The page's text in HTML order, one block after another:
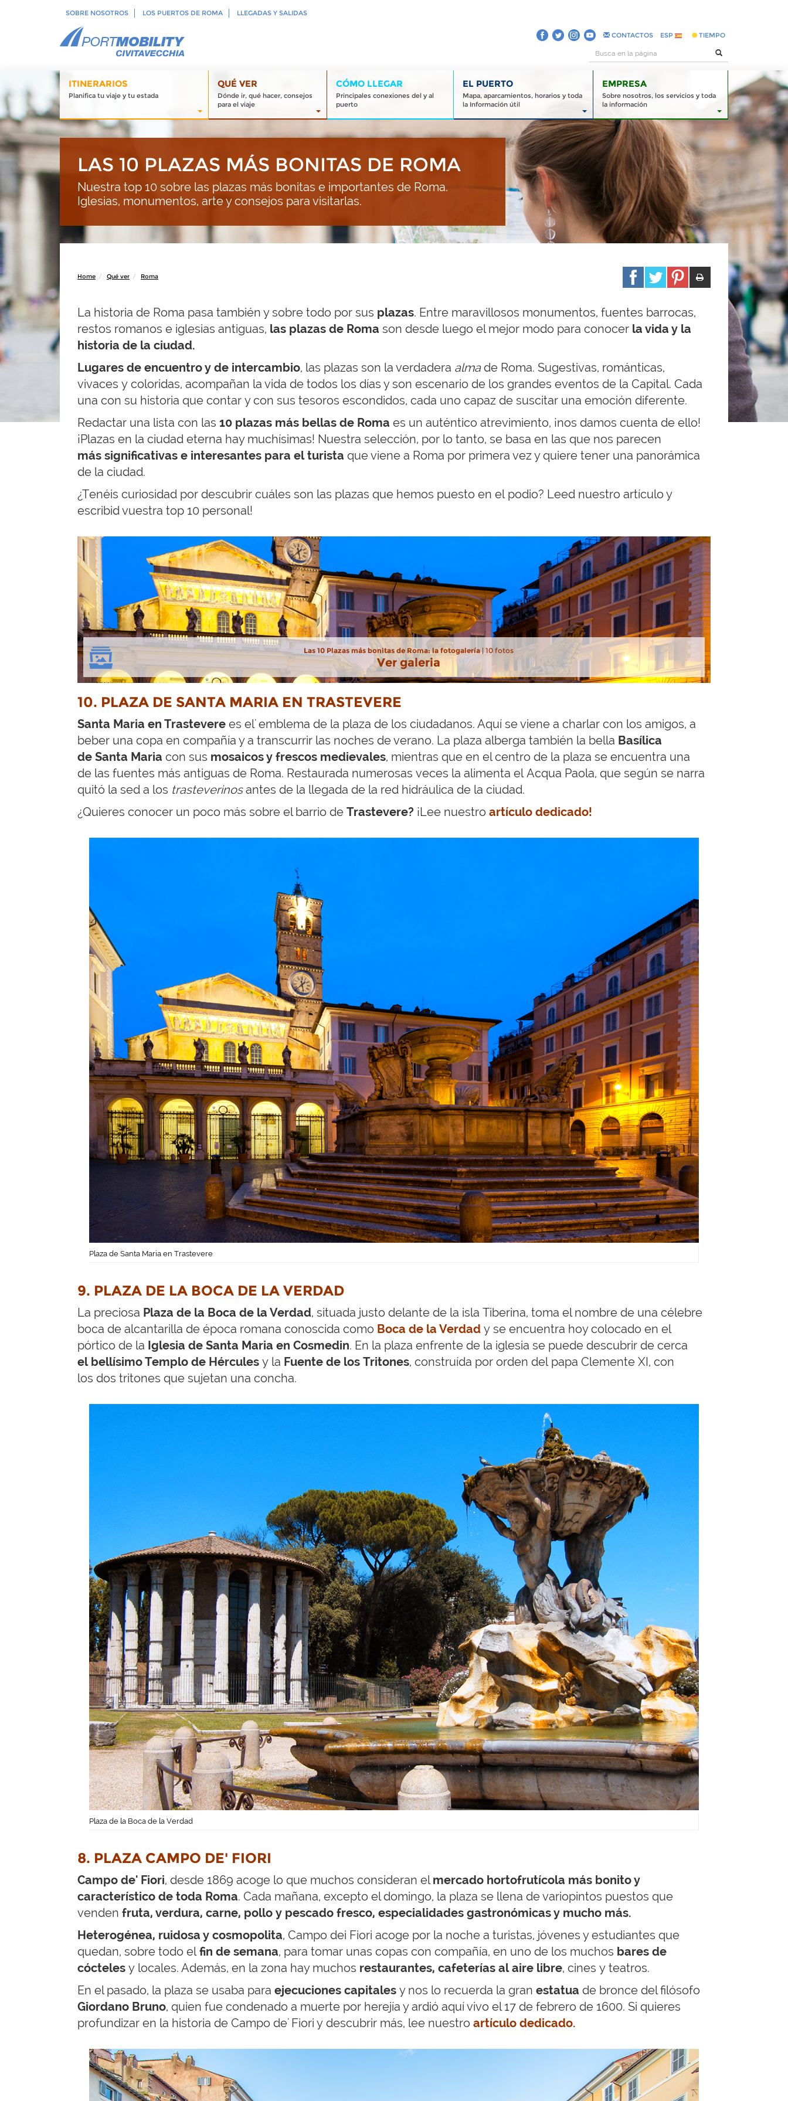
SOBRE NOSOTROS LOS PUERTOS DE ROMA LLEGADAS Y SALIDAS
CONTACTOS ESP TIEMPO
ITINERARIOS
Planifica tu viaje y tu estada
QUÉ VER
Dónde ir, qué hacer, consejos
para el viaje
CÓMO LLEGAR
Principales conexiones del y al
puerto
EL PUERTO
Mapa, aparcamientos, horarios y toda
la Información útil
EMPRESA
Sobre nosotros, los servicios y toda
la información
LAS 10 PLAZAS MÁS BONITAS DE ROMA
Nuestra top 10 sobre las plazas más bonitas e importantes de Roma.
Iglesias, monumentos, arte y consejos para visitarlas.
Home Qué ver Roma
La historia de Roma pasa también y sobre todo por sus plazas. Entre maravillosos monumentos, fuentes barrocas,
restos romanos e iglesias antiguas, las plazas de Roma son desde luego el mejor modo para conocer la vida y la
historia de la ciudad.
Lugares de encuentro y de intercambio, las plazas son la verdadera almade Roma. Sugestivas, románticas,
vivaces y coloridas, acompañan la vida de todos los días y son escenario de los grandes eventos de la Capital. Cada
una con su historia que contar y con sus tesoros escondidos, cada uno capaz de suscitar una emoción diferente.
Redactar una lista con las 10 plazas más bellas de Roma es un auténtico atrevimiento, ¡nos damos cuenta de ello!
¡Plazas en la ciudad eterna hay muchísimas! Nuestra selección, por lo tanto, se basa en las que nos parecen
más significativas e interesantes para el turista que viene a Roma por primera vez y quiere tener una panorámica
de la ciudad.
¿Tenéis curiosidad por descubrir cuáles son las plazas que hemos puesto en el podio? Leed nuestro artículo y
escribid vuestra top 10 personal!
Las 10 Plazas más bonitas de Roma: la fotogalería| 10 fotos
Ver galeria
10. PLAZA DE SANTA MARIA EN TRASTEVERE
Santa Maria en Trastevere es el' emblema de la plaza de los ciudadanos. Aquí se viene a charlar con los amigos, a
beber una copa en compañía y a transcurrir las noches de verano. La plaza alberga también la bella Basílica
de Santa Maria con sus mosaicos y frescos medievales, mientras que en el centro de la plaza se encuentra una
de las fuentes más antiguas de Roma. Restaurada numerosas veces la alimenta el Acqua Paola, que según se narra
quitó la sed a los trasteverinosantes de la llegada de la red hidráulica de la ciudad.
¿Quieres conocer un poco más sobre el barrio de Trastevere? ¡Lee nuestro artículo dedicado!
Plaza de Santa Maria en Trastevere
9. PLAZA DE LA BOCA DE LA VERDAD
La preciosa Plaza de la Boca de la Verdad, situada justo delante de la isla Tiberina, toma el nombre de una célebre
boca de alcantarilla de época romana conoscida como Boca de la Verdad y se encuentra hoy colocado en el
pórtico de la Iglesia de Santa Maria en Cosmedin. En la plaza enfrente de la iglesia se puede descubrir de cerca
el bellísimo Templo de Hércules y la Fuente de los Tritones, construída por orden del papa Clemente XI, con
los dos tritones que sujetan una concha.
Plaza de la Boca de la Verdad
8. PLAZA CAMPO DE' FIORI
Campo de' Fiori, desde 1869 acoge lo que muchos consideran elmercado hortofrutícola más bonito y
característico de toda Roma. Cada mañana, excepto el domingo, la plaza se llena de variopintos puestos que
venden fruta, verdura, carne, pollo y pescado fresco, especialidades gastronómicas y mucho más.
Heterogénea, ruidosa y cosmopolita, Campo dei Fiori acoge por la noche a turistas, jóvenes y estudiantes que
quedan, sobre todo elfin de semana, para tomar unas copas con compañía, en uno de los muchos bares de
cócteles y locales. Además, en la zona hay muchos restaurantes, cafeterías al aire libre, cines y teatros.
En el pasado, la plaza se usaba para ejecuciones capitales y nos lo recuerda la gran estatua de bronce del filósofo
Giordano Bruno, quien fue condenado a muerte por herejía y ardió aquí vivo el 17 de febrero de 1600. Si quieres
profundizar en la historia de Campo de' Fiori y descubrir más, lee nuestro artículo dedicado.